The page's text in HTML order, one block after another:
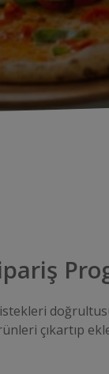
çıkartıp